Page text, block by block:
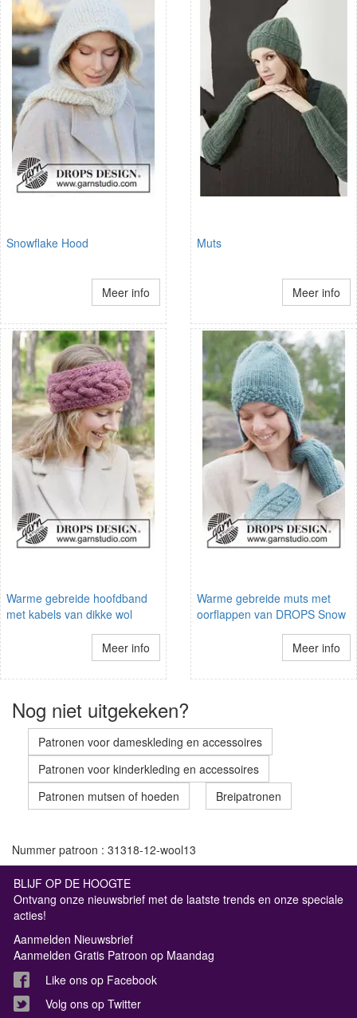
Snowflake Hood
Meer info
Muts
Meer info
Warme gebreide hoofdband
met kabels van dikke wol
Meer info
Warme gebreide muts met
oorflappen van DROPS Snow
Meer info
Nog niet uitgekeken?
Patronen voor dameskleding en accessoires
Patronen voor kinderkleding en accessoires
Patronen mutsen of hoeden
Breipatronen
Nummer patroon : 31318-12-wool13
BLIJF OP DE HOOGTE
Ontvang onze nieuwsbrief met de laatste trends en onze speciale
acties!
Aanmelden Nieuwsbrief
Aanmelden Gratis Patroon op Maandag
Like ons op Facebook
Volg ons op Twitter